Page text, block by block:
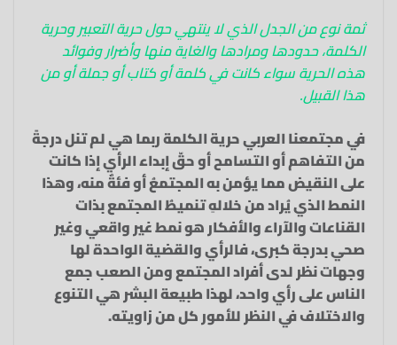
ثمة نوع من الجدل الذي لا ينتهي حول حرية التعبير وحرية
الكلمة، حدودها ومرادها والغاية منها وأضرار وفوائد
هذه الحرية سواء كانت في كلمة أو كتاب أو جملة أو من
هذا القبيل.
في مجتمعنا العربي حرية الكلمة ربما هي لم تنل درجةً
من التفاهم أو التسامح أو حقّ إبداء الرأي إذا كانت
على النقيض مما يؤمن به المجتمعُ أو فئةٌ منه، وهذا
النمط الذي يُراد من خلالهِ تنميطُ المجتمع بذات
القناعات والآراء والأفكار هو نمط غير واقعي وغير
صحي بدرجة كبرى، فالرأي والقضية الواحدة لها
وجهات نظر لدى أفراد المجتمع ومن الصعب جمع
الناس على رأي واحد، لهذا طبيعة البشر هي التنوع
والاختلاف في النظر للأمور كل من زاويته.